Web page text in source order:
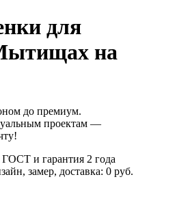
для
на
до премиум.
проектам —
ГОСТ и гарантия 2 года
замер, доставка: 0 руб.